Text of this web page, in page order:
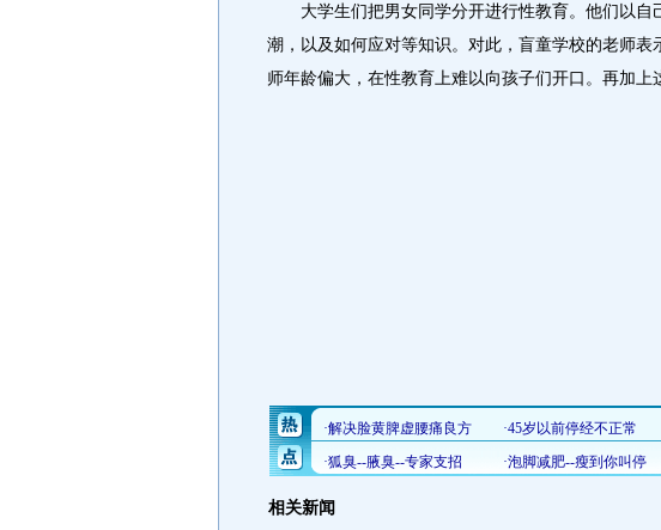
大学生们把男女同学分开进行性教育。他们以自
潮，以及如何应对等知识。对此，盲童学校的老师
师年龄偏大，在性教育上难以向孩子们开口。 再加上
相关新闻